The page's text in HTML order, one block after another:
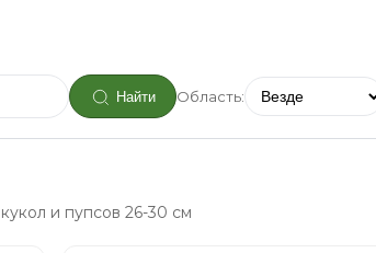
Найти Область:
и пупсов 26-30 см